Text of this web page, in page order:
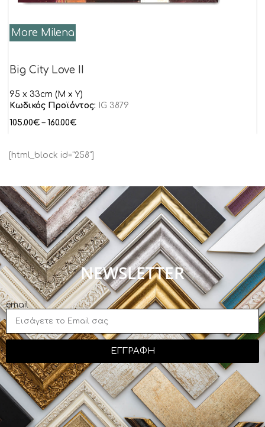
More Milena
Big City Love II
95 x 33cm (M x Y)
Κωδικός Προϊόντος:
IG 3879
105.00€ – 160.00€
[html_block id="258"]
NEWSLETTER
email
ΕΓΓΡΑΦΗ